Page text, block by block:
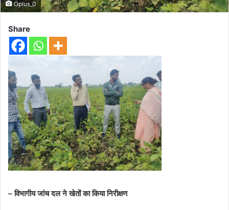
Oplus_0
Share
– विभागीय जांच दल ने खेतों का किया निरीक्षण